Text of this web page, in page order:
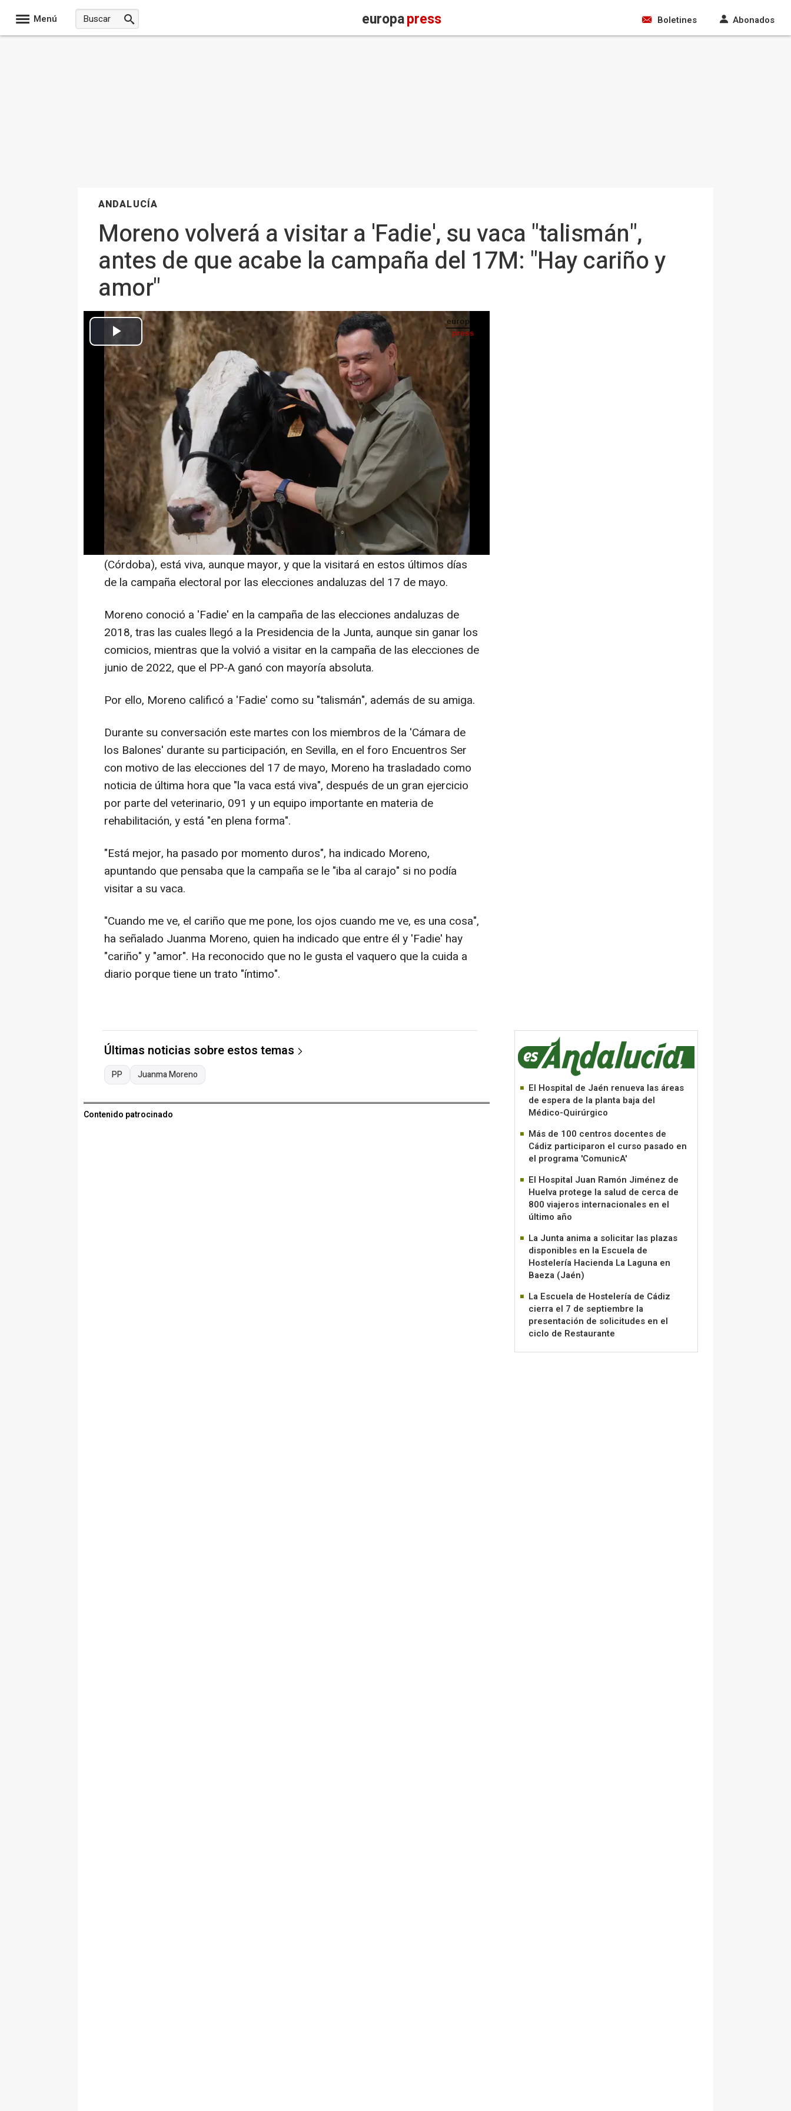
Menú europapress Boletines Abonados
ANDALUCÍA
Moreno volverá a visitar a 'Fadie', su vaca "talismán",
antes de que acabe la campaña del 17M: "Hay cariño y
amor"
Juanma Moreno visita a 'Fadie', su vaca talismán, en una explotación ganadera de Añora (Córdoba) durante la campaña electoral de 2022 - PP ANDALUZ
Europa Press Andalucía
Actualizado: martes, 12 mayo 2026 14:50 Abrir opciones para compartir
IA Seguir en
AUDIO: Moreno confirma que la vaca 'Fadie' sigue viva, aunque está
mayor, y que la visitará: "Hay cariño y
01:07
Mute Download
SEVILLA 12 May. (EUROPA PRESS) -
El presidente de la Junta y candidato del PP-A a la reelección, Juanma
Moreno, ha confirmado este martes, como noticia de "última hora", que la
vaca 'Fadie', que reside en la explotación ganadera 'El Cruce' de Añora
(Córdoba), está viva, aunque mayor, y que la visitará en estos últimos días
de la campaña electoral por las elecciones andaluzas del 17 de mayo.
Moreno conoció a 'Fadie' en la campaña de las elecciones andaluzas de
2018, tras las cuales llegó a la Presidencia de la Junta, aunque sin ganar los
comicios, mientras que la volvió a visitar en la campaña de las elecciones de
junio de 2022, que el PP-A ganó con mayoría absoluta.
Por ello, Moreno calificó a 'Fadie' como su "talismán", además de su amiga.
Durante su conversación este martes con los miembros de la 'Cámara de
los Balones' durante su participación, en Sevilla, en el foro Encuentros Ser
con motivo de las elecciones del 17 de mayo, Moreno ha trasladado como
noticia de última hora que "la vaca está viva", después de un gran ejercicio
por parte del veterinario, 091 y un equipo importante en materia de
rehabilitación, y está "en plena forma".
"Está mejor, ha pasado por momento duros", ha indicado Moreno,
apuntando que pensaba que la campaña se le "iba al carajo" si no podía
visitar a su vaca.
"Cuando me ve, el cariño que me pone, los ojos cuando me ve, es una cosa",
ha señalado Juanma Moreno, quien ha indicado que entre él y 'Fadie' hay
"cariño" y "amor". Ha reconocido que no le gusta el vaquero que la cuida a
diario porque tiene un trato "íntimo".
Últimas noticias sobre estos temas
PP Juanma Moreno
Contenido patrocinado
El Hospital de Jaén renueva las áreas
de espera de la planta baja del
Médico-Quirúrgico
Más de 100 centros docentes de
Cádiz participaron el curso pasado en
el programa 'ComunicA'
El Hospital Juan Ramón Jiménez de
Huelva protege la salud de cerca de
800 viajeros internacionales en el
último año
La Junta anima a solicitar las plazas
disponibles en la Escuela de
Hostelería Hacienda La Laguna en
Baeza (Jaén)
La Escuela de Hostelería de Cádiz
cierra el 7 de septiembre la
presentación de solicitudes en el
ciclo de Restaurante